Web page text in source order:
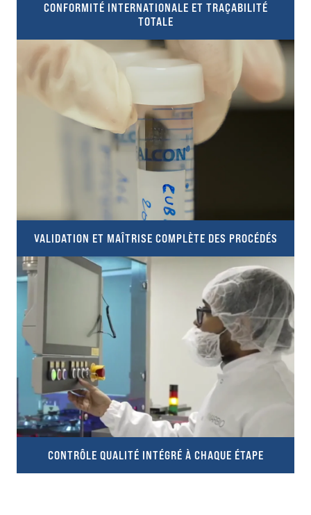
CONFORMITÉ INTERNATIONALE ET TRAÇABILITÉ
TOTALE
VALIDATION ET MAÎTRISE COMPLÈTE DES PROCÉDÉS
CONTRÔLE QUALITÉ INTÉGRÉ À CHAQUE ÉTAPE